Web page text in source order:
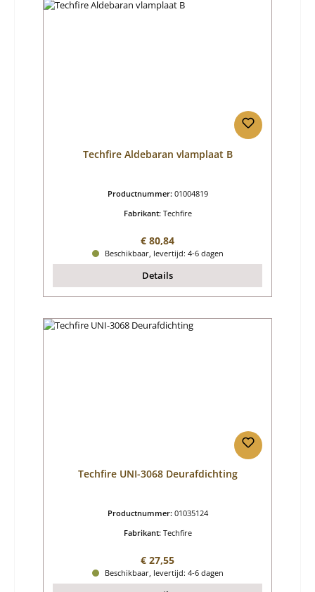
Techfire Aldebaran vlamplaat B
Productnummer: 01004819
Fabrikant: Techfire
Normale prijs:
€ 80,84
Beschikbaar, levertijd: 4-6 dagen
Details
Techfire UNI-3068 Deurafdichting
Productnummer: 01035124
Fabrikant: Techfire
Normale prijs:
€ 27,55
Beschikbaar, levertijd: 4-6 dagen